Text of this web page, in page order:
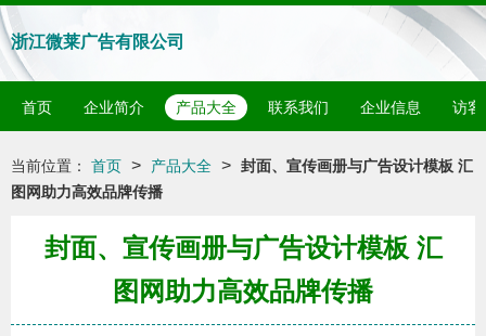
浙江微莱广告有限公司
首页 企业简介 产品大全 联系我们 企业信息 访客
当前位置： 首页 > 产品大全 > 封面、宣传画册与广告设计模板 汇
图网助力高效品牌传播
封面、宣传画册与广告设计模板 汇
图网助力高效品牌传播